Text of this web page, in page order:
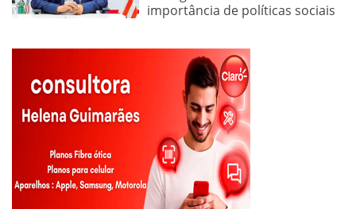
importância de políticas sociais